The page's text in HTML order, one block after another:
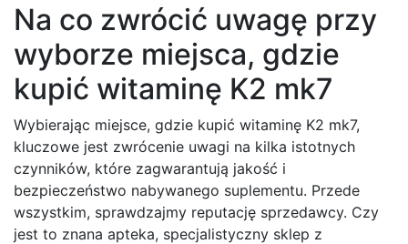
Na co zwrócić uwagę przy
wyborze miejsca, gdzie
kupić witaminę K2 mk7
Wybierając miejsce, gdzie kupić witaminę K2 mk7,
kluczowe jest zwrócenie uwagi na kilka istotnych
czynników, które zagwarantują jakość i
bezpieczeństwo nabywanego suplementu. Przede
wszystkim, sprawdzajmy reputację sprzedawcy. Czy
jest to znana apteka, specjalistyczny sklep z